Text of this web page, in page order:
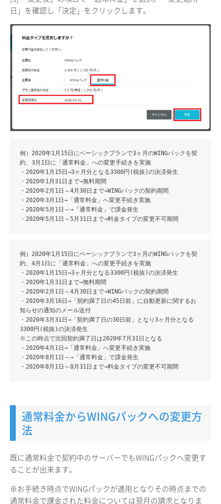
日」を確認し「決定」をクリックします。
例）2020年1月15日にベーシックプランで3ヶ月のWINGパックを契
約、3月1日に「通常料金」への変更手続きを実施
・2020年1月15日→3ヶ月分となる3300円(税抜)の決済発生
・2020年1月31日まで→無料期間
・2020年2月1日～4月30日まで→WINGパックの契約期間
・2020年3月1日→「通常料金」へ変更手続き実施
・2020年5月1日～→「通常料金」で課金発生
・2020年5月1日～5月31日まで→料金タイプの変更不可期間
例）2020年1月15日にベーシックプランで3ヶ月のWINGパックを契
約、4月1日に「通常料金」への変更手続きを実施
・2020年1月15日→3ヶ月分となる3300円(税抜)の決済発生
・2020年1月31日まで→無料期間
・2020年2月1日～4月30日まで→WINGパックの契約期間
・2020年3月16日→「契約満了日の45日前」に自動更新に関するお
知らせの通知のメール送付
・2020年3月31日→「契約満了日の30日前」となり3ヶ月分となる
3300円(税抜)の決済発生
※この時点で次回契約満了日は2020年7月31日となる
・2020年4月1日→「通常料金」へ変更手続き実施
・2020年8月1日～→「通常料金」で課金発生
・2020年8月1日～8月31日まで→料金タイプの変更不可期間
通常料金からWINGパックへの変更方
法
既に通常料金で契約中のサーバーでもWINGパックへ変更す
ることが出来ます。
※お手続き時点でWINGパックが適用となりその時点までの
通常料金で課金された料金については翌月の請求となりま